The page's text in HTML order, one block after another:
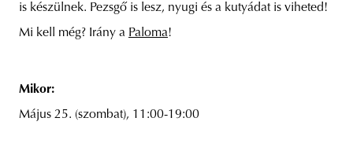
is készülnek. Pezsgő is lesz, nyugi és a kutyádat is viheted!
Mi kell még? Irány a Paloma!
Mikor:
Május 25. (szombat), 11:00-19:00